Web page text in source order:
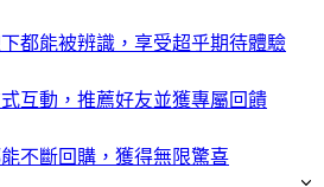
都能被辨識，享受超乎期待體驗
互動，推薦好友並獲專屬回饋
不斷回購，獲得無限驚喜